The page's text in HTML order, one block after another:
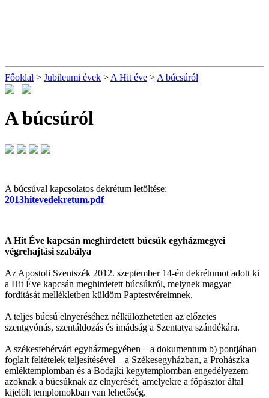
Főoldal > Jubileumi évek > A Hit éve > A búcsúról
A búcsúról
A búcsúval kapcsolatos dekrétum letöltése:
2013hitevedekretum.pdf
A Hit Éve kapcsán meghirdetett búcsúk egyházmegyei
végrehajtási szabálya
Az Apostoli Szentszék 2012. szeptember 14-én dekrétumot adott ki
a Hit Éve kapcsán meghirdetett búcsúkról, melynek magyar
fordítását mellékletben küldöm Paptestvéreimnek.
A teljes búcsú elnyeréséhez nélkülözhetetlen az előzetes
szentgyónás, szentáldozás és imádság a Szentatya szándékára.
A székesfehérvári egyházmegyében – a dokumentum b) pontjában
foglalt feltételek teljesítésével – a Székesegyházban, a Prohászka
emléktemplomban és a Bodajki kegytemplomban engedélyezem
azoknak a búcsúknak az elnyerését, amelyekre a főpásztor által
kijelölt templomokban van lehetőség.